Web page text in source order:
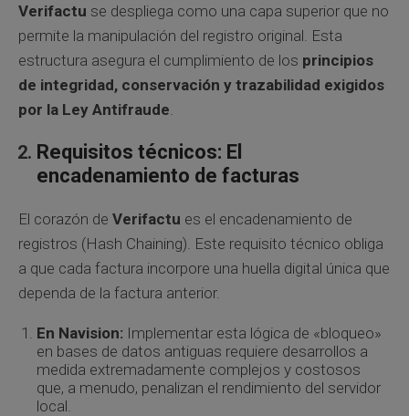
Verifactu se despliega como una capa superior que no
permite la manipulación del registro original. Esta
estructura asegura el cumplimiento de los principios
de integridad, conservación y trazabilidad exigidos
por la Ley Antifraude
Requisitos técnicos: El
encadenamiento de facturas
El corazón de Verifactu es el encadenamiento de
registros (Hash Chaining). Este requisito técnico obliga
a que cada factura incorpore una huella digital única que
dependa de la factura anterior.
En Navision: Implementar esta lógica de «bloqueo»
en bases de datos antiguas requiere desarrollos a
medida extremadamente complejos y costosos
que, a menudo, penalizan el rendimiento del servidor
local.